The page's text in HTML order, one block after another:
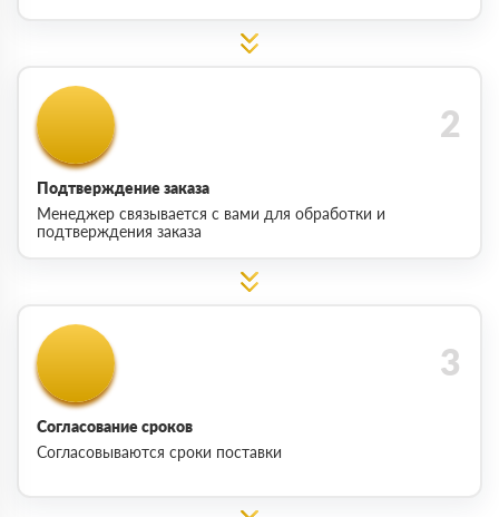
Подтверждение заказа
Менеджер связывается с вами для обработки и
подтверждения заказа
Согласование сроков
Согласовываются сроки поставки